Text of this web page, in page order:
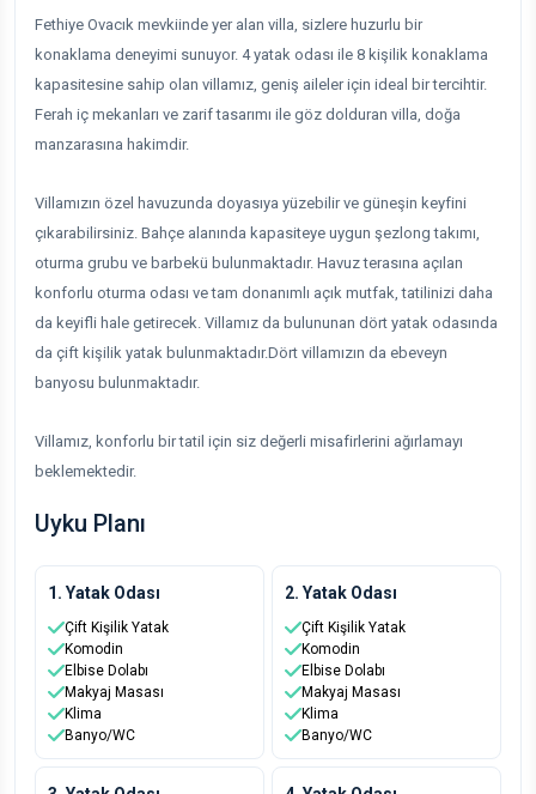
Fethiye Ovacık mevkiinde yer alan villa, sizlere huzurlu bir
konaklama deneyimi sunuyor. 4 yatak odası ile 8 kişilik konaklama
kapasitesine sahip olan villamız, geniş aileler için ideal bir tercihtir.
Ferah iç mekanları ve zarif tasarımı ile göz dolduran villa, doğa
manzarasına hakimdir.
Villamızın özel havuzunda doyasıya yüzebilir ve güneşin keyfini
çıkarabilirsiniz. Bahçe alanında kapasiteye uygun şezlong takımı,
oturma grubu ve barbekü bulunmaktadır. Havuz terasına açılan
konforlu oturma odası ve tam donanımlı açık mutfak, tatilinizi daha
da keyifli hale getirecek. Villamız da bulununan dört yatak odasında
da çift kişilik yatak bulunmaktadır.Dört villamızın da ebeveyn
banyosu bulunmaktadır.
Villamız, konforlu bir tatil için siz değerli misafirlerini ağırlamayı
beklemektedir.
Uyku Planı
1. Yatak Odası
Çift Kişilik Yatak
Komodin
Elbise Dolabı
Makyaj Masası
Klima
Banyo/WC
2. Yatak Odası
Çift Kişilik Yatak
Komodin
Elbise Dolabı
Makyaj Masası
Klima
Banyo/WC